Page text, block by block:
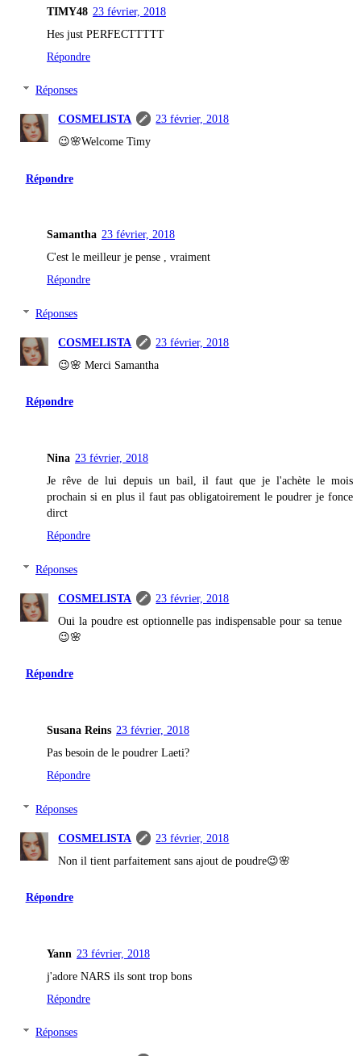
TIMY48 23 février, 2018
Hes just PERFECTTTTT
Répondre
Réponses
COSMELISTA
23 février, 2018
😉🌸Welcome Timy
Répondre
Samantha 23 février, 2018
C'est le meilleur je pense , vraiment
Répondre
Réponses
COSMELISTA
23 février, 2018
😉🌸 Merci Samantha
Répondre
Nina 23 février, 2018
Je rêve de lui depuis un bail, il faut que je l'achète le mois
prochain si en plus il faut pas obligatoirement le poudrer je fonce
dirct
Répondre
Réponses
COSMELISTA
23 février, 2018
Oui la poudre est optionnelle pas indispensable pour sa tenue
😉🌸
Répondre
Susana Reins 23 février, 2018
Pas besoin de le poudrer Laeti?
Répondre
Réponses
COSMELISTA
23 février, 2018
Non il tient parfaitement sans ajout de poudre😉🌸
Répondre
Yann 23 février, 2018
j'adore NARS ils sont trop bons
Répondre
Réponses